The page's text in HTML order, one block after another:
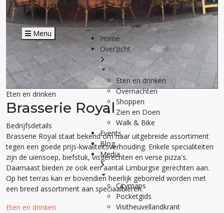
Menu
Contact
Voor ondernemers
Home
Overzicht
Eten en drinken
Overnachten
Shoppen
Zien en Doen
Walk & Bike
Events
Blog
Media
Citymaps
Pocketgids
Visitheuvellandkrant
Eten en drinken
Brasserie Royal
Bedrijfsdetails
Brasserie Royal staat bekend om haar uitgebreide assortiment
tegen een goede prijs-kwaliteitsverhouding. Enkele specialiteiten
zijn de uiensoep, biefstuk, visgerechten en verse pizza's.
Daarnaast bieden ze ook een aantal Limburgse gerechten aan.
Op het terras kan er bovendien heerlijk geborreld worden met
een breed assortiment aan speciaalbieren.
Eten en drinken